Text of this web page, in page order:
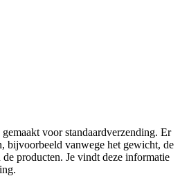
voor standaardverzending. Er
bijvoorbeeld vanwege het gewicht, de
producten. Je vindt deze informatie